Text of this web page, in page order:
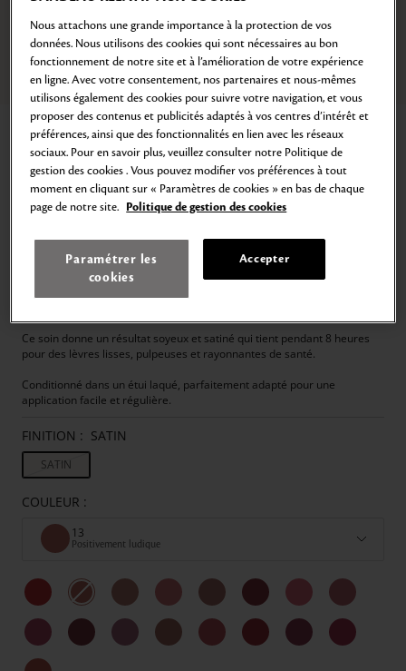
Zoom
Aller
au
slide
1
Aller
au
slide
2
Aller
au
slide
3
Aller
au
slide
4
Aller
au
slide
5
Aller
au
slide
6
Aller
au
slide
7
Aller
au
slide
8
Accueil Rouge à Lèvres
ROUGE À LÈVRES
Infusé de Soin. Fini Satiné
72,00€ 18.000,00€/kg
4g EPUISÉ
1 avis
Un Rouge à Lèvres haut de gamme doté d'un embout en forme de
Ce soin donne un résultat soyeux et satiné qui tient pendant 8 heures
pour des lèvres lisses, pulpeuses et rayonnantes de santé.
Conditionné dans un étui laqué, parfaitement adapté pour une
application facile et régulière.
FINITION : SATIN
SATIN
COULEUR :
13
Positivement ludique
Nous attachons une grande importance à la protection de vos
données. Nous utilisons des cookies qui sont nécessaires au bon
fonctionnement de notre site et à l’amélioration de votre expérience
en ligne. Avec votre consentement, nos partenaires et nous-mêmes
utilisons également des cookies pour suivre votre navigation, et vous
proposer des contenus et publicités adaptés à vos centres d’intérêt et
préférences, ainsi que des fonctionnalités en lien avec les réseaux
sociaux. Pour en savoir plus, veuillez consulter notre Politique de
gestion des cookies . Vous pouvez modifier vos préférences à tout
moment en cliquant sur « Paramètres de cookies » en bas de chaque
page de notre site. Politique de gestion des cookies
Paramétrer les
cookies
Accepter